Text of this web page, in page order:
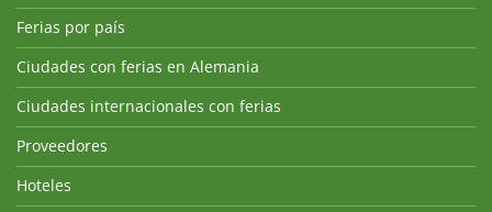
Ferias por país
Ciudades con ferias en Alemania
Ciudades internacionales con ferias
Proveedores
Hoteles